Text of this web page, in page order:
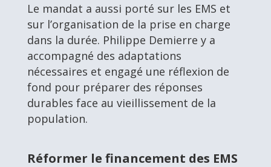
Le mandat a aussi porté sur les EMS et
sur l’organisation de la prise en charge
dans la durée. Philippe Demierre y a
accompagné des adaptations
nécessaires et engagé une réflexion de
fond pour préparer des réponses
durables face au vieillissement de la
population.
Réformer le financement des EMS